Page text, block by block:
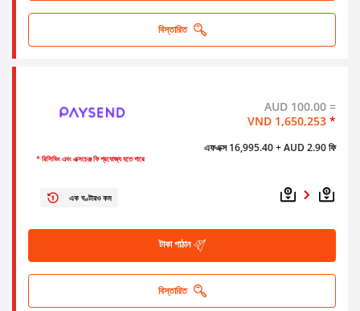
বিস্তারিত
* রিসিভিং এবং এক্সচেঞ্জ ফি প্রযোজ্য হতে পারে
AUD 100.00 =
VND 1,650,253 *
এফএক্স 16,995.40+ AUD 2.90 ফি
এক ঘণ্টারও কম
টাকা পাঠান
বিস্তারিত